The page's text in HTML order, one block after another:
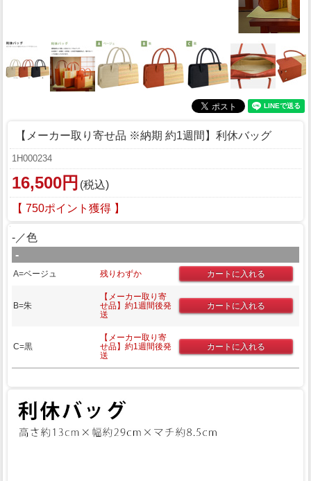
【メーカー取り寄せ品 ※納期 約1週間】利休バッグ
1H000234
16,500円 (税込)
【 750ポイント獲得 】
-／色
-
A=ベージュ 残りわずか
B=朱
【メーカー取り寄
せ品】約1週間後発
送
C=黒
【メーカー取り寄
せ品】約1週間後発
送